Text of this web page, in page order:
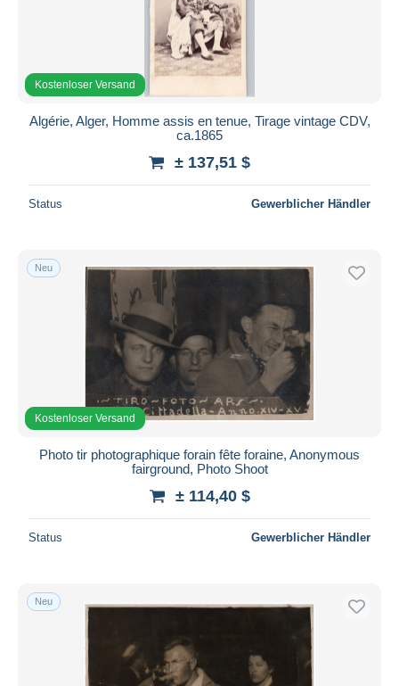
Kostenloser Versand
Algérie, Alger, Homme assis en tenue, Tirage vintage CDV,
ca.1865
± 137,51 $
Status Gewerblicher Händler
Neu
Kostenloser Versand
Photo tir photographique forain fête foraine, Anonymous
fairground, Photo Shoot
± 114,40 $
Status Gewerblicher Händler
Neu